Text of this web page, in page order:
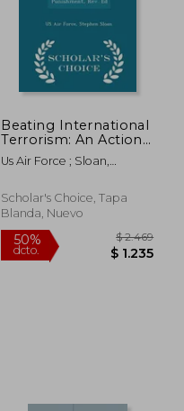
$
Beating International
Terrorism: An Action
Strategy for
Preemption and
- Scholar's Choice
Edition (en Inglés)
Us Air Force ; Sloan,
Scholar's Choice, Tapa
Blanda, Nuevo